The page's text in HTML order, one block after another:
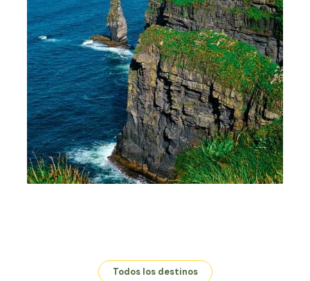
Todos los destinos